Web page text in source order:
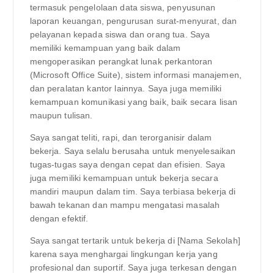
termasuk pengelolaan data siswa, penyusunan
laporan keuangan, pengurusan surat-menyurat, dan
pelayanan kepada siswa dan orang tua. Saya
memiliki kemampuan yang baik dalam
mengoperasikan perangkat lunak perkantoran
(Microsoft Office Suite), sistem informasi manajemen,
dan peralatan kantor lainnya. Saya juga memiliki
kemampuan komunikasi yang baik, baik secara lisan
maupun tulisan.
Saya sangat teliti, rapi, dan terorganisir dalam
bekerja. Saya selalu berusaha untuk menyelesaikan
tugas-tugas saya dengan cepat dan efisien. Saya
juga memiliki kemampuan untuk bekerja secara
mandiri maupun dalam tim. Saya terbiasa bekerja di
bawah tekanan dan mampu mengatasi masalah
dengan efektif.
Saya sangat tertarik untuk bekerja di [Nama Sekolah]
karena saya menghargai lingkungan kerja yang
profesional dan suportif. Saya juga terkesan dengan